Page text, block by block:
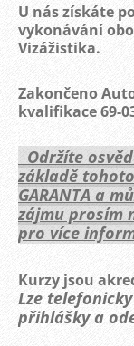
U nás získáte
vykonávání
Vizážistika.
Zakončeno
kvalifikace 69-
Održíte
základě tohoto
GARANTA a
zájmu prosím
pro více
Kurzy jsou
Lze
přihlášky a